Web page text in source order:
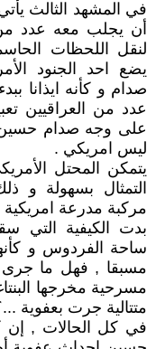
في المشهد الثالث
أن يجلب معه عدد من
لنقل اللحظات
يضع احد الجنود
صدام و كأنه ايذانا
عدد من العراقيين
على وجه صدام حسين
ليس امريكي .
يتمكن المحتل
التمثال بسهولة و
مركبة مدرعة امريكية
بدت الكيفية التي
ساحة الفردوس و
مسبقا , فهل ما
مسرحية مخرجها
متتالية جرت بعفوية
في كل الحالات , إن